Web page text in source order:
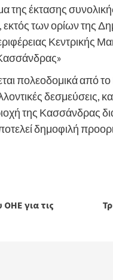
της έκτασης
εκτός των ορίων της
Κεντρικής
πολεοδομικά από
δεσμεύσεις,
της Κασσάνδρας
δημοφιλή
για τις